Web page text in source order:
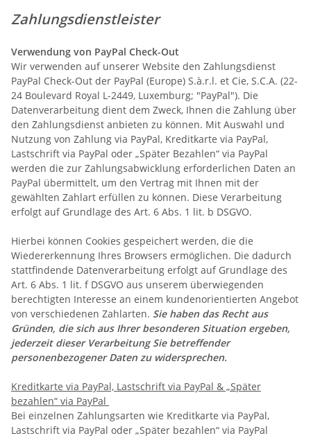
Zahlungsdienstleister
Verwendung von PayPal Check-Out
Wir verwenden auf unserer Website den Zahlungsdienst
PayPal Check-Out der PayPal (Europe) S.à.r.l. et Cie, S.C.A. (22-
24 Boulevard Royal L-2449, Luxemburg; "PayPal"). Die
Datenverarbeitung dient dem Zweck, Ihnen die Zahlung über
den Zahlungsdienst anbieten zu können. Mit Auswahl und
Nutzung von Zahlung via PayPal, Kreditkarte via PayPal,
Lastschrift via PayPal oder „Später Bezahlen“ via PayPal
werden die zur Zahlungsabwicklung erforderlichen Daten an
PayPal übermittelt, um den Vertrag mit Ihnen mit der
gewählten Zahlart erfüllen zu können. Diese Verarbeitung
erfolgt auf Grundlage des Art. 6 Abs. 1 lit. b DSGVO.
Hierbei können Cookies gespeichert werden, die die
Wiedererkennung Ihres Browsers ermöglichen. Die dadurch
stattfindende Datenverarbeitung erfolgt auf Grundlage des
Art. 6 Abs. 1 lit. f DSGVO aus unserem überwiegenden
berechtigten Interesse an einem kundenorientierten Angebot
von verschiedenen Zahlarten. Sie haben das Recht aus
Gründen, die sich aus Ihrer besonderen Situation ergeben,
jederzeit dieser Verarbeitung Sie betreffender
personenbezogener Daten zu widersprechen.
Kreditkarte via PayPal, Lastschrift via PayPal & „Später
bezahlen“ via PayPal
Bei einzelnen Zahlungsarten wie Kreditkarte via PayPal,
Lastschrift via PayPal oder „Später bezahlen“ via PayPal